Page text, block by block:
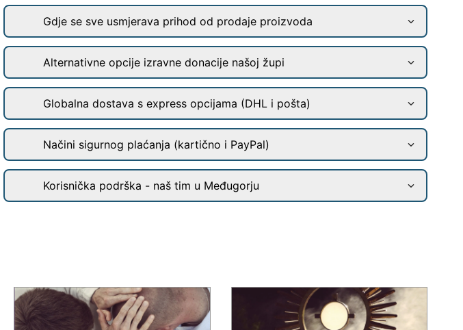
Gdje se sve usmjerava prihod od prodaje proizvoda
Alternativne opcije izravne donacije našoj župi
Globalna dostava s express opcijama (DHL i pošta)
Načini sigurnog plaćanja (kartično i PayPal)
Korisnička podrška - naš tim u Međugorju